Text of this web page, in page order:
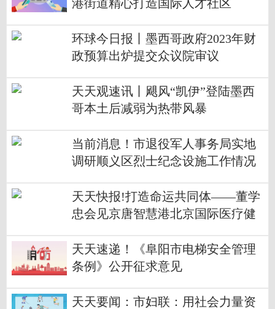
港街道精心打造国际人才社区
环球今日报丨墨西哥政府2023年财
政预算出炉提交众议院审议
天天观速讯丨飓风“凯伊”登陆墨西
哥本土后减弱为热带风暴
当前消息！市退役军人事务局实地
调研顺义区烈士纪念设施工作情况
天天快报!打造命运共同体——董学
忠会见京唐智慧港北京国际医疗健
共谋发展
天天速递！《阜阳市电梯安全管理
条例》公开征求意见
天天要闻：市妇联：用社会力量资